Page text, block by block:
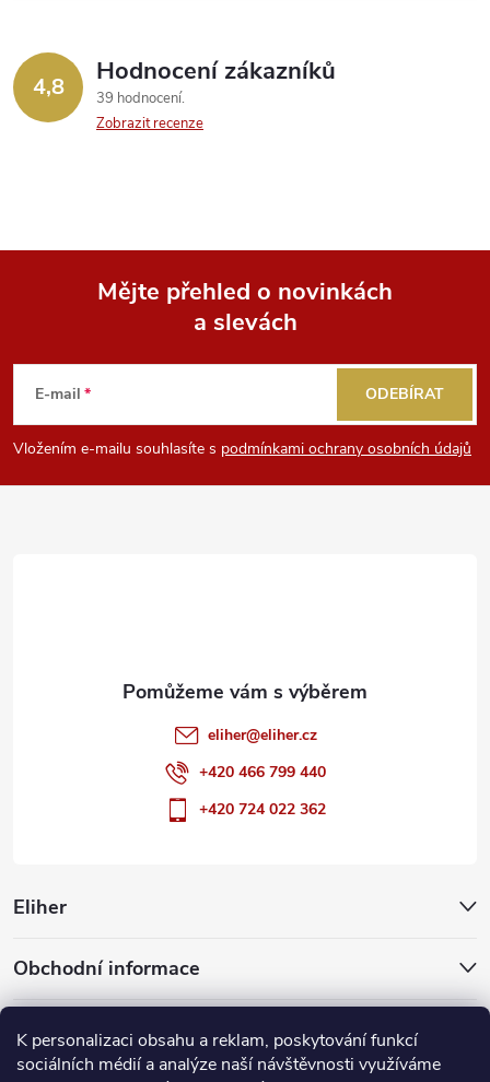
K personalizaci obsahu a reklam, poskytování funkcí
sociálních médií a analýze naší návštěvnosti využíváme
4,8 Hodnocení zákazníků
39 hodnocení
Zobrazit recenze
p
a
Mějte přehled o novinkách
a slevách
E-mail
Vložením e-mailu souhlasíte s podmínkami ochrany osobních údajů
ODEBÍRAT
Eliher
Obchodní informace
Partnerské weby
eliher@eliher.cz
+420 466 799 440
+420 724 022 362